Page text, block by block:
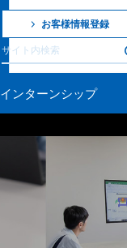
お客様情報登録
インターンシップ